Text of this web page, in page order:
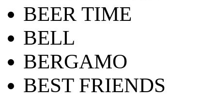
BEER TIME
BELL
BERGAMO
BEST FRIENDS